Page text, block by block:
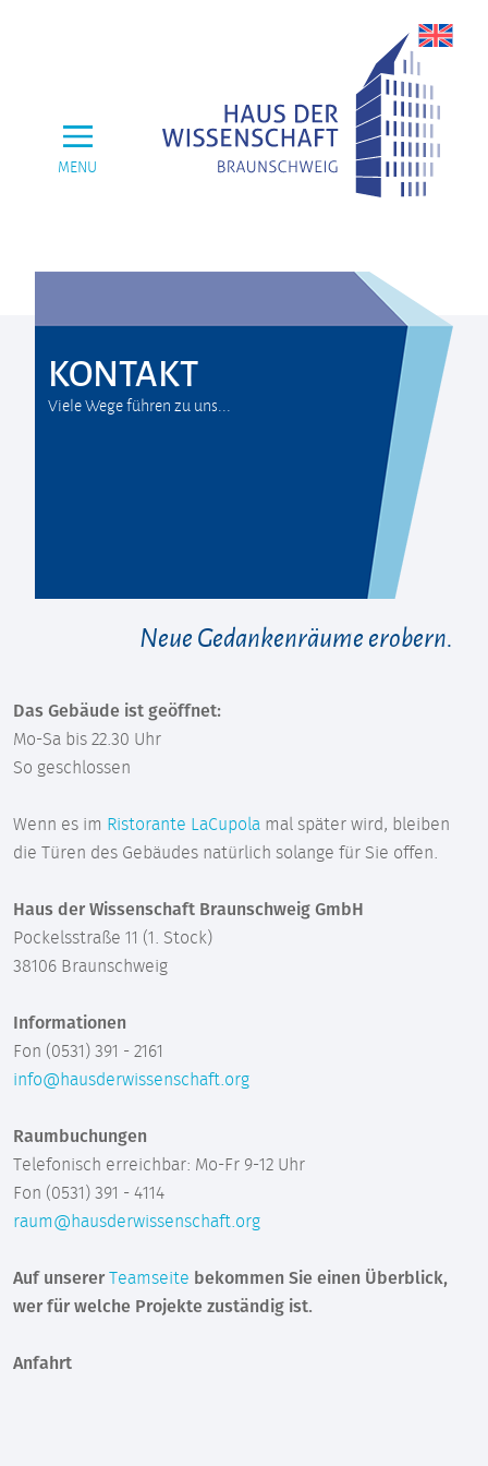
MENU
KONTAKT
Viele Wege führen zu uns...
Neue Gedankenräume erobern.
Das Gebäude ist geöffnet:
Mo-Sa bis 22.30 Uhr
So geschlossen
Wenn es im Ristorante LaCupola mal später wird, bleiben
die Türen des Gebäudes natürlich solange für Sie offen.
Haus der Wissenschaft Braunschweig GmbH
Pockelsstraße 11 (1. Stock)
38106 Braunschweig
Informationen
Fon (0531) 391 - 2161
info@hausderwissenschaft.org
Raumbuchungen
Telefonisch erreichbar: Mo-Fr 9-12 Uhr
Fon (0531) 391 - 4114
raum@hausderwissenschaft.org
Auf unserer Teamseite bekommen Sie einen Überblick,
wer für welche Projekte zuständig ist.
Anfahrt